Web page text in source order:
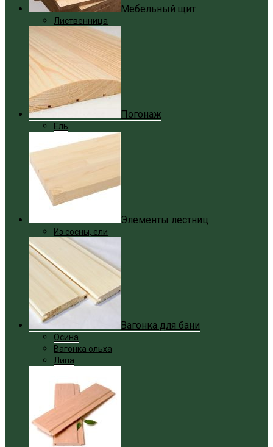
Мебельный щит
Лиственница
Погонаж
Ель
Элементы лестниц
Из сосны, ели
Вагонка для бани
Осина
Вагонка ольха
Липа